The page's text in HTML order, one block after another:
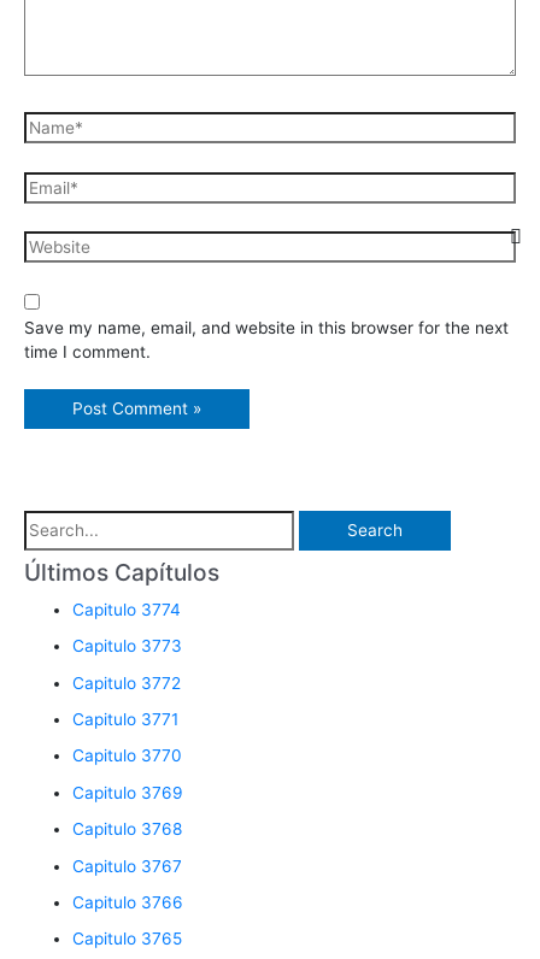
Name*
Email*
Website
Save my name, email, and website in this browser for the next
time I comment.
S
e
Últimos Capítulos
Capitulo 3774
Capitulo 3773
Capitulo 3772
Capitulo 3771
Capitulo 3770
Capitulo 3769
Capitulo 3768
Capitulo 3767
Capitulo 3766
Capitulo 3765